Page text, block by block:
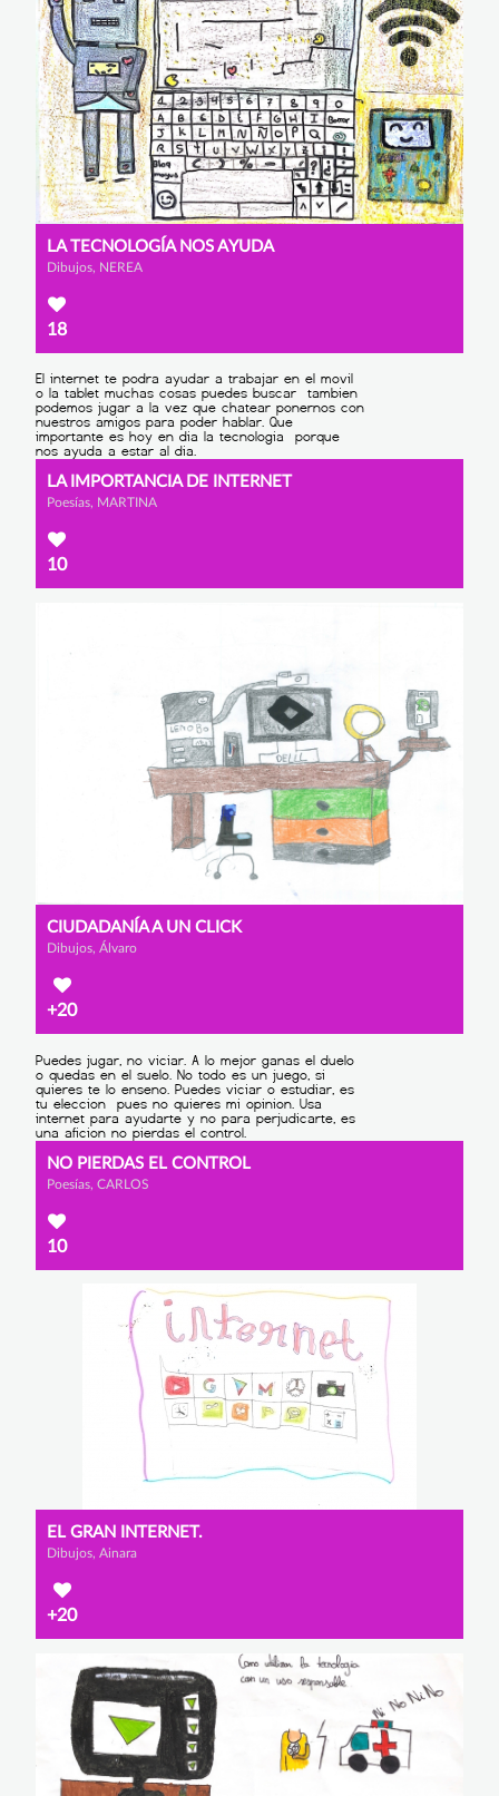
LA TECNOLOGÍA NOS AYUDA
Dibujos, NEREA
18
LA IMPORTANCIA DE INTERNET
Poesías, MARTINA
10
CIUDADANÍA A UN CLICK
Dibujos, Álvaro
+20
NO PIERDAS EL CONTROL
Poesías, CARLOS
10
EL GRAN INTERNET.
Dibujos, Ainara
+20